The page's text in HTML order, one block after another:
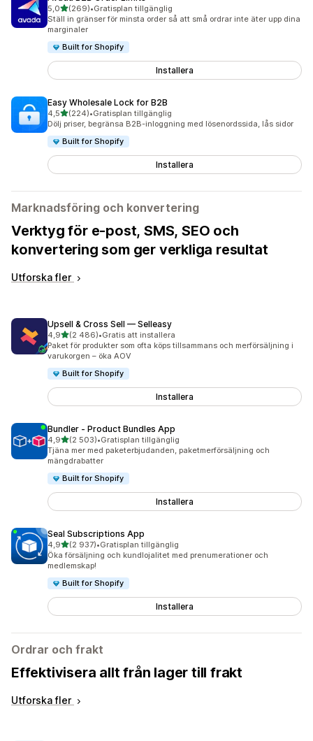
5,0av 5 stjärnor
(269)
269 recensioner totalt
•Gratisplan tillgänglig
Ställ in gränser för minsta order så att små ordrar inte äter upp dina
marginaler
Built for Shopify
Installera
Easy Wholesale Lock for B2B
4,5av 5 stjärnor
(224)
224 recensioner totalt
•Gratisplan tillgänglig
Dölj priser, begränsa B2B-inloggning med lösenordssida, lås sidor
Built for Shopify
Installera
Marknadsföring och konvertering
Verktyg för e-post, SMS, SEO och
konvertering som ger verkliga resultat
Utforska fler
Upsell & Cross Sell — Selleasy
4,9av 5 stjärnor
(2 486)
2486 recensioner totalt
•Gratis att installera
Paket för produkter som ofta köps tillsammans och merförsäljning i
varukorgen – öka AOV
Built for Shopify
Installera
Bundler ‑ Product Bundles App
4,9av 5 stjärnor
(2 503)
2503 recensioner totalt
•Gratisplan tillgänglig
Tjäna mer med paketerbjudanden, paketmerförsäljning och
mängdrabatter
Built for Shopify
Installera
Seal Subscriptions App
4,9av 5 stjärnor
(2 937)
2937 recensioner totalt
•Gratisplan tillgänglig
Öka försäljning och kundlojalitet med prenumerationer och
medlemskap!
Built for Shopify
Installera
Ordrar och frakt
Effektivisera allt från lager till frakt
Utforska fler